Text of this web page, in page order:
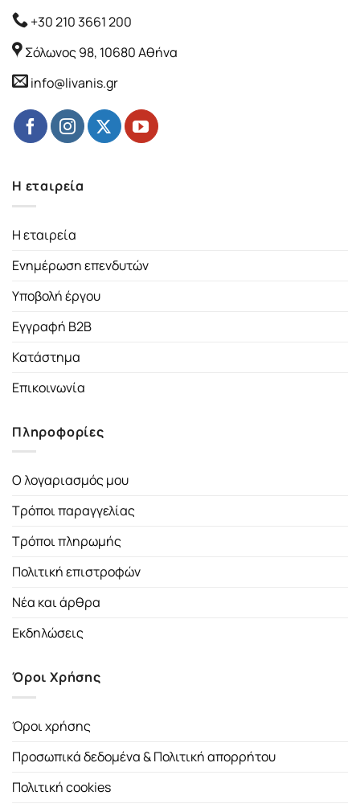
+30 210 3661 200
Σόλωνος 98, 10680 Αθήνα
info@livanis.gr
Η εταιρεία
Η εταιρεία
Ενημέρωση επενδυτών
Υποβολή έργου
Εγγραφή B2B
Κατάστημα
Επικοινωνία
Πληροφορίες
Ο λογαριασμός μου
Τρόποι παραγγελίας
Τρόποι πληρωμής
Πολιτική επιστροφών
Νέα και άρθρα
Εκδηλώσεις
Όροι Χρήσης
Όροι χρήσης
Προσωπικά δεδομένα & Πολιτική απορρήτου
Πολιτική cookies